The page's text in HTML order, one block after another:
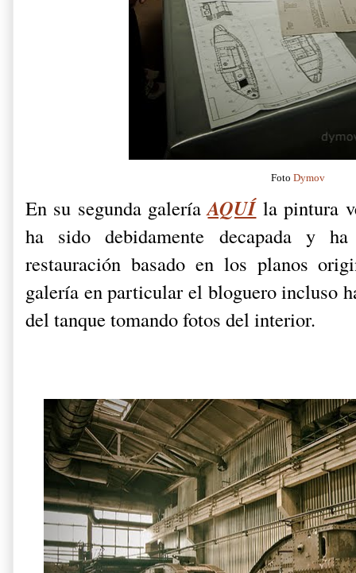
Foto Dymov
En su segunda galeríaAQUÍla pintura
ha sido debidamente decapada y
restauración basado en los planos
galería en particularel bloguero incluso
del tanque tomando fotos del interior.